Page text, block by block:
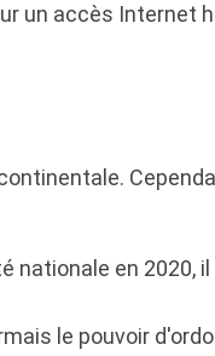
un accès Internet
nationale en 2020,
le pouvoir